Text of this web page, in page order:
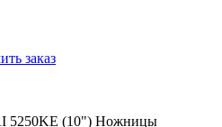
заказ
5250KE (10") Ножницы